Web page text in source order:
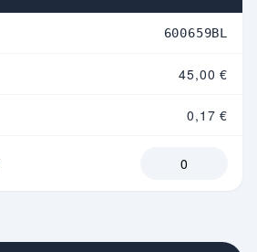
600659BL
45,00 €
0,17 €